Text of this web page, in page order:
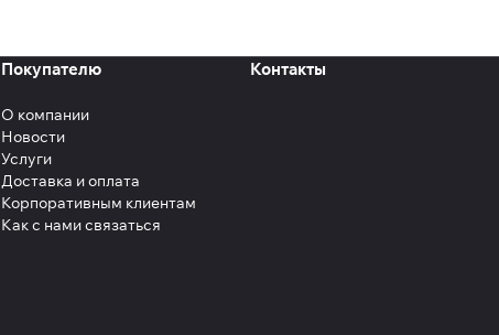
Покупателю
О компании
Новости
Услуги
Доставка и оплата
Корпоративным клиентам
Как с нами связаться
Контакты